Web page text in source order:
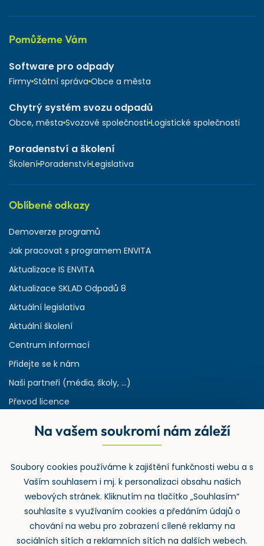
Pomůžeme Vám
Software pro odpady
Firmy Státní správa Obce a města
Chytrý systém svozu odpadů
Obce, města Svozové společnosti Logistické společnosti
Poradenství a školení
Školení Poradenství Legislativa
Oblíbené odkazy
Demoverze programů
Jak pracovat s programem ENVITA
Aktualizace IS ENVITA
Aktualizace SKLAD Odpadů 8
Aktuální legislativa
Aktuální školení
Centrum informací
Přidejte se k nám
Naši partneři (média, školy, ...)
Převod licence
Rejstřík používaných zkratek v odpadech
Zpětný odběr
Na vašem soukromí nám záleží
Soubory cookies používáme k zajištění funkčnosti webu a s
Vaším souhlasem i mj. k personalizaci obsahu našich
webových stránek. Kliknutím na tlačítko „Souhlasím“
souhlasíte s využívaním cookies a předáním údajů o
chování na webu pro zobrazení cílené reklamy na
sociálních sítích a reklamních sítích na dalších webech.